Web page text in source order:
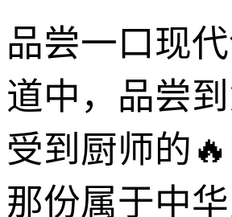
品尝一口现
道中，品尝
受到厨师的
那份属于中